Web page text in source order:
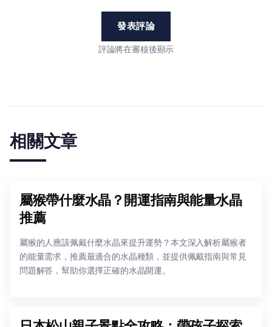
發表評論
評論將在審核後顯示
相關文章
屬猴帶什麼水晶？開運指南與能量水晶
推薦
屬猴的人應該佩戴什麼水晶來提升運勢？本文深入解析屬猴者
的能量需求，推薦最適合的水晶種類，並提供佩戴指南與常見
問題解答，幫助你選擇正確的水晶開運。